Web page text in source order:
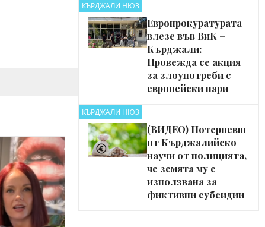
КЪРДЖАЛИ НЮЗ
Европрокуратурата
влезе във ВиК –
Кърджали:
Провежда се акция
за злоупотреби с
европейски пари
КЪРДЖАЛИ НЮЗ
(ВИДЕО) Потерпевш
от Кърджалийско
научи от полицията,
че земята му е
използвана за
фиктивни субсидии